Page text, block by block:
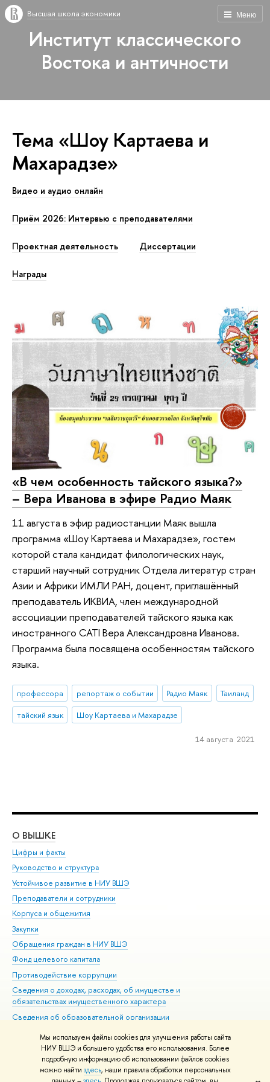
Мы используем файлы cookies для улучшения работы сайта
НИУ ВШЭ и большего удобства его использования. Более
подробную информацию об использовании файлов cookies
можно найти здесь, наши правила обработки персональных
Меню
Высшая школа экономики
Институт классического
Востока и античности
Тема «Шоу Картаева и
Махарадзе»
Видео и аудио онлайн
Приём 2026: Интервью с преподавателями
Проектная деятельность Диссертации
Награды
«В чем особенность тайского языка?»
– Вера Иванова в эфире Радио Маяк
11 августа в эфир радиостанции Маяк вышла
программа «Шоу Картаева и Махарадзе», гостем
которой стала кандидат филологических наук,
старший научный сотрудник Отдела литератур стран
Азии и Африки ИМЛИ РАН, доцент, приглашённый
преподаватель ИКВИА, член международной
ассоциации преподавателей тайского языка как
иностранного CATI Вера Александровна Иванова.
Программа была посвящена особенностям тайского
языка.
профессора репортаж о событии Радио Маяк
Таиланд
тайский язык
Шоу Картаева и Махарадзе
14 августа 2021
О ВЫШКЕ
Цифры и факты
Руководство и структура
Устойчивое развитие в НИУ ВШЭ
Преподаватели и сотрудники
Корпуса и общежития
Закупки
Обращения граждан в НИУ ВШЭ
Фонд целевого капитала
Противодействие коррупции
Сведения о доходах, расходах, об имуществе и
обязательствах имущественного характера
Сведения об образовательной организации
Людям с ограниченными возможностями здоровья
Единая платежная страница
Работа в Вышке